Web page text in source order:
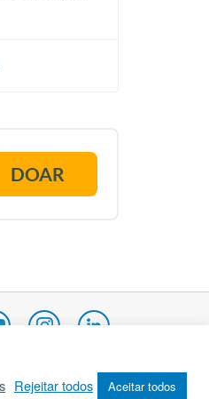
DOAR
Rejeitar todos Aceitar todos